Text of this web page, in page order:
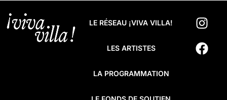
LE RÉSEAU ¡VIVA VILLA!
LES ARTISTES
LA PROGRAMMATION